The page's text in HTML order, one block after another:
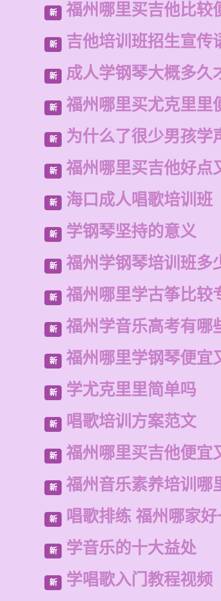
新 福州哪里买吉他比较
新 吉他培训班招生宣传
新 成人学钢琴大概多久
新 福州哪里买尤克里里
新 为什么了很少男孩学
新 福州哪里买吉他好点
新 海口成人唱歌培训班
新 学钢琴坚持的意义
新 福州学钢琴培训班多
新 福州哪里学古筝比较
新 福州学音乐高考有哪
新 福州哪里学钢琴便宜
新 学尤克里里简单吗
新 唱歌培训方案范文
新 福州哪里买吉他便宜
新 福州音乐素养培训哪
新 唱歌排练 福州哪家
新 学音乐的十大益处
新 学唱歌入门教程视频